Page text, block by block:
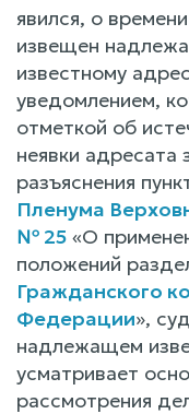
явился, о
извещен
известному
уведомлением,
отметкой об
неявки адресата
разъяснения
Пленума
№ 25 «О
положений
Гражданского
Федерации»,
надлежащем
усматривает
рассмотрения